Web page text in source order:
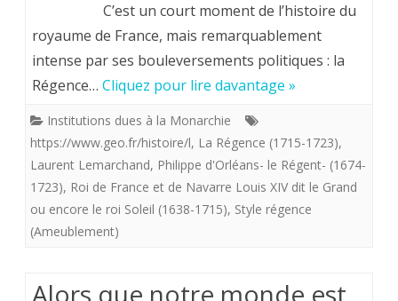
C’est un court moment de l’histoire du
royaume de France, mais remarquablement
intense par ses bouleversements politiques : la
Régence… Cliquez pour lire davantage »
Institutions dues à la Monarchie
https://www.geo.fr/histoire/l, La Régence (1715-1723),
Laurent Lemarchand, Philippe d'Orléans- le Régent- (1674-
1723), Roi de France et de Navarre Louis XIV dit le Grand
ou encore le roi Soleil (1638-1715), Style régence
(Ameublement)
Alors que notre monde est